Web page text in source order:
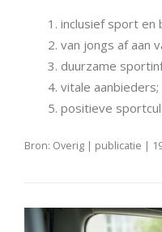
inclusief sport en
van jongs af aan
duurzame
vitale aanbieders;
positieve
Bron: Overig | publicatie |